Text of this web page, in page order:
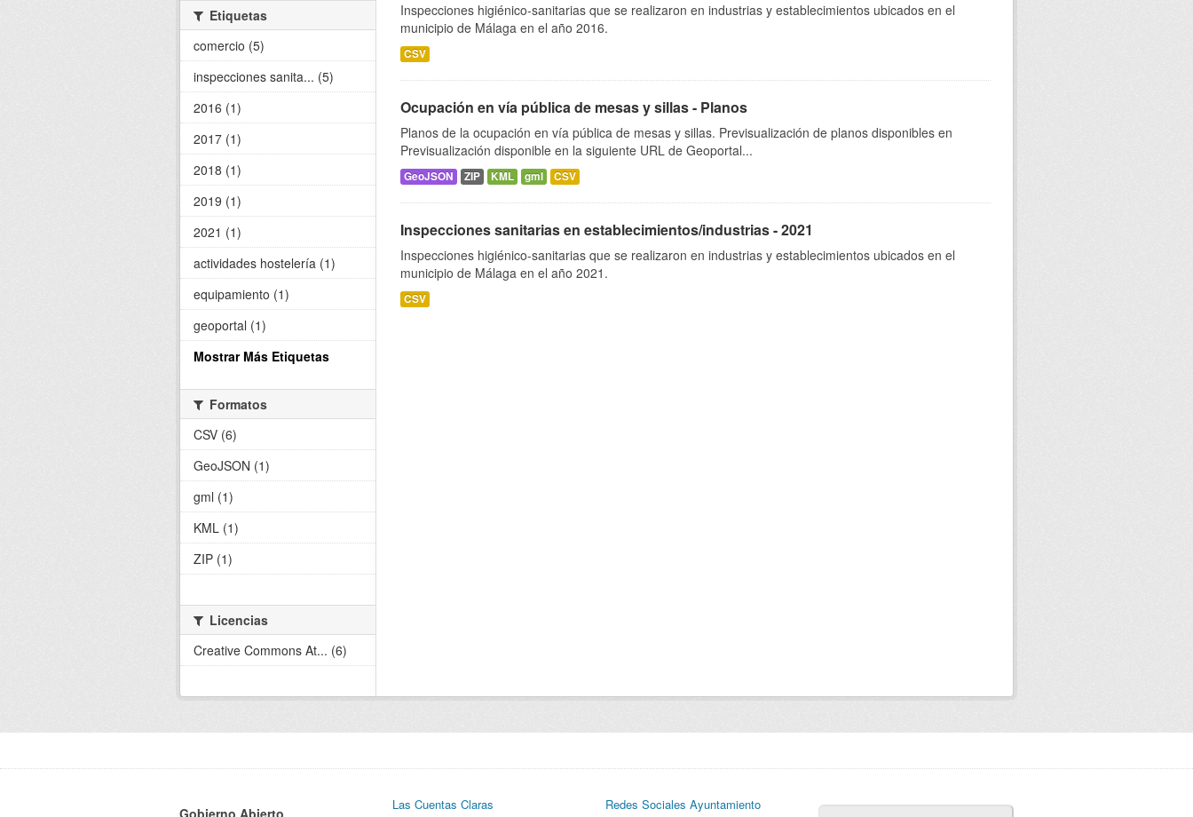
Inspecciones higiénico-sanitarias que se realizaron en industrias y establecimientos ubicados en el
municipio de Málaga en el año 2016.
CSV
Ocupación en vía pública de mesas y sillas - Planos
Planos de la ocupación en vía pública de mesas y sillas. Previsualización de planos disponibles en
Previsualización disponible en la siguiente URL de Geoportal...
GeoJSON ZIP KML gml CSV
Inspecciones sanitarias en establecimientos/industrias - 2021
Inspecciones higiénico-sanitarias que se realizaron en industrias y establecimientos ubicados en el
municipio de Málaga en el año 2021.
CSV
Etiquetas
comercio (5)
inspecciones sanita... (5)
2016 (1)
2017 (1)
2018 (1)
2019 (1)
2021 (1)
actividades hostelería (1)
equipamiento (1)
geoportal (1)
Mostrar Más Etiquetas
Formatos
CSV (6)
GeoJSON (1)
gml (1)
KML (1)
ZIP (1)
Licencias
Creative Commons At... (6)
Gobierno Abierto
Las Cuentas Claras
Redes Sociales Ayuntamiento